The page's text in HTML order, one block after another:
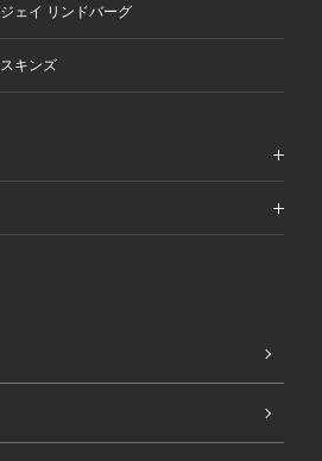
ジェイ リンドバーグ
スキンズ